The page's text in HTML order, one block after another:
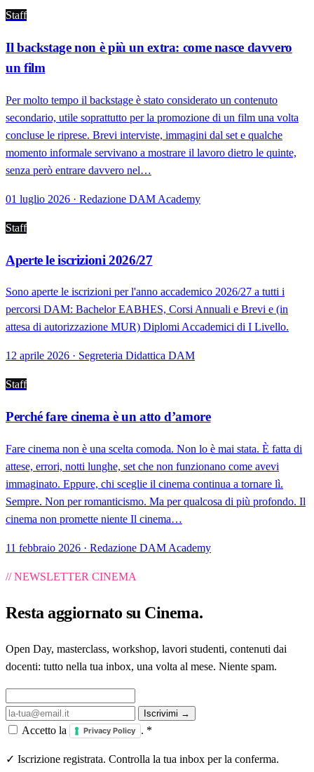
Staff
Il backstage non è più un extra: come nasce davvero
un film
Per molto tempo il backstage è stato considerato un contenuto
secondario, utile soprattutto per la promozione di un film una volta
concluse le riprese. Brevi interviste, immagini dal set e qualche
momento informale servivano a mostrare il lavoro dietro le quinte,
senza però entrare davvero nel…
01 luglio 2026 · Redazione DAM Academy
Staff
Aperte le iscrizioni 2026/27
Sono aperte le iscrizioni per l'anno accademico 2026/27 a tutti i
percorsi DAM: Bachelor EABHES, Corsi Annuali e Brevi e (in
attesa di autorizzazione MUR) Diplomi Accademici di I Livello.
12 aprile 2026 · Segreteria Didattica DAM
Staff
Perché fare cinema è un atto d’amore
Fare cinema non è una scelta comoda. Non lo è mai stata. È fatta di
attese, errori, notti lunghe, set che non funzionano come avevi
immaginato. Eppure, chi sceglie il cinema continua a tornare lì.
Sempre. Non per romanticismo. Ma per qualcosa di più profondo. Il
cinema non promette niente Il cinema…
11 febbraio 2026 · Redazione DAM Academy
// NEWSLETTER CINEMA
Resta aggiornato su Cinema.
Open Day, masterclass, workshop, lavori studenti, contenuti dai
docenti: tutto nella tua inbox, una volta al mese. Niente spam.
Iscrivimi →
Accetto la Privacy Policy . *
✓ Iscrizione registrata. Controlla la tua inbox per la conferma.